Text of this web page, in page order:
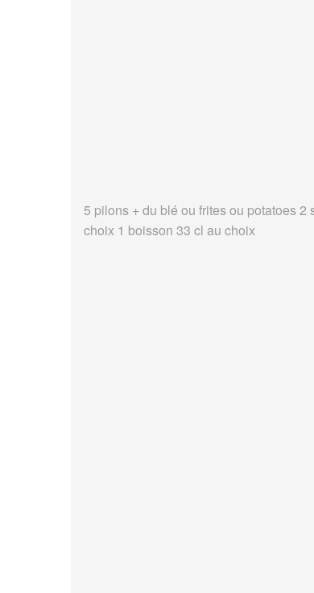
5 pilons + du blé ou frites ou potatoes 2
choix 1 boisson 33 cl au choix